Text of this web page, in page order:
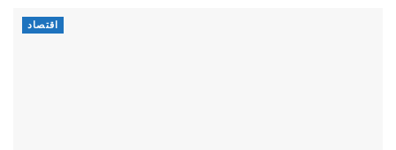
اقتصاد